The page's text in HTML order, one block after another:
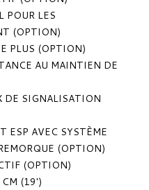
POUR LES
(OPTION)
PLUS (OPTION)
AU MAINTIEN DE
DE SIGNALISATION
ESP AVEC SYSTÈME
(OPTION)
(OPTION)
(19′)